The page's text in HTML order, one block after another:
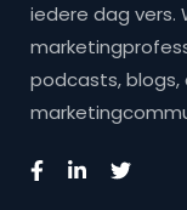
iedere dag vers.
podcasts, blogs,